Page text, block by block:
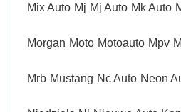
Mix Auto Mj Mj Auto Mk Auto
Morgan Moto Motoauto Mpv
Mrb Mustang Nc Auto Neon